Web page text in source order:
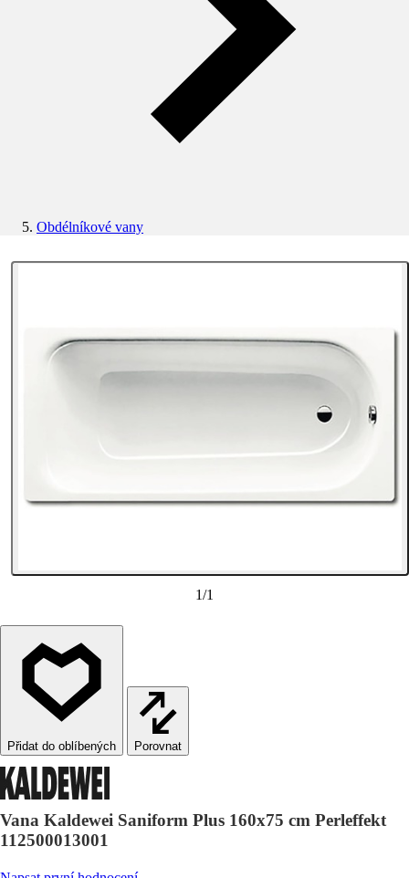
Obdélníkové vany
1/1
Porovnat
Vana Kaldewei Saniform Plus 160x75 cm Perleffekt
112500013001